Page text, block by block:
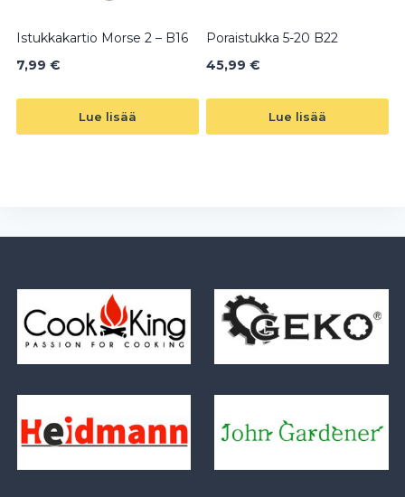
Istukkakartio Morse 2 – B16
7,99 €
Lue lisää
Poraistukka 5-20 B22
45,99 €
Lue lisää